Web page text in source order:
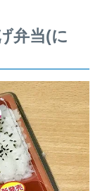
弁当(に